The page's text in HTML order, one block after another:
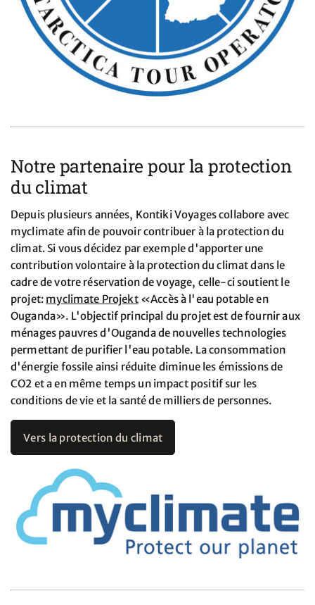
Notre partenaire pour la protection
du climat
Depuis plusieurs années, Kontiki Voyages collabore avec
myclimate afin de pouvoir contribuer à la protection du
climat. Si vous décidez par exemple d'apporter une
contribution volontaire à la protection du climat dans le
cadre de votre réservation de voyage, celle-ci soutient le
projet: myclimate Projekt«Accès à l'eau potable en
Ouganda». L'objectif principal du projet est de fournir aux
ménages pauvres d'Ouganda de nouvelles technologies
permettant de purifier l'eau potable. La consommation
d'énergie fossile ainsi réduite diminue les émissions de
CO2 et a en même temps un impact positif sur les
conditions de vie et la santé de milliers de personnes.
Vers la protection du climat